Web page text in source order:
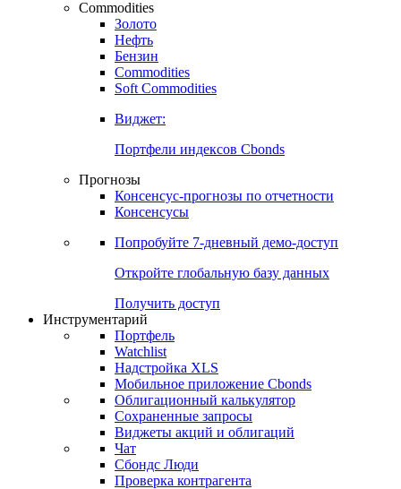
Commodities
Золото
Нефть
Бензин
Commodities
Soft Commodities
Виджет:
Портфели индексов Cbonds
Прогнозы
Консенсус-прогнозы по отчетности
Консенсусы
Попробуйте 7-дневный демо-доступ
Откройте глобальную базу данных
Получить доступ
Инструментарий
Портфель
Watchlist
Надстройка XLS
Мобильное приложение Cbonds
Облигационный калькулятор
Сохраненные запросы
Виджеты акций и облигаций
Чат
Сбондс Люди
Проверка контрагента